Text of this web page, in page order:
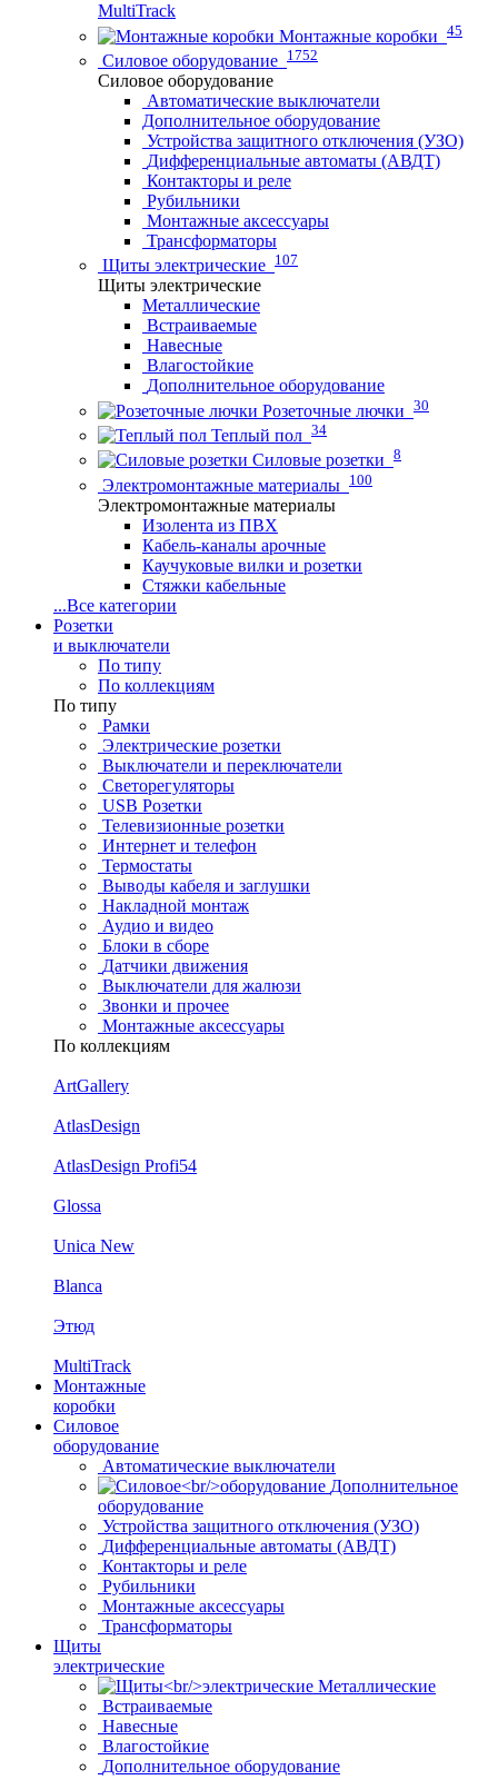
MultiTrack
Монтажные коробки 45
Силовое оборудование 1752
Силовое оборудование
Автоматические выключатели
Дополнительное оборудование
Устройства защитного отключения (УЗО)
Дифференциальные автоматы (АВДТ)
Контакторы и реле
Рубильники
Монтажные аксессуары
Трансформаторы
Щиты электрические 107
Щиты электрические
Металлические
Встраиваемые
Навесные
Влагостойкие
Дополнительное оборудование
Розеточные лючки 30
Теплый пол 34
Силовые розетки 8
Электромонтажные материалы 100
Электромонтажные материалы
Изолента из ПВХ
Кабель-каналы арочные
Каучуковые вилки и розетки
Стяжки кабельные
...Все категории
Розетки
и выключатели
По типу
По коллекциям
По типу
Рамки
Электрические розетки
Выключатели и переключатели
Светорегуляторы
USB Розетки
Телевизионные розетки
Интернет и телефон
Термостаты
Выводы кабеля и заглушки
Накладной монтаж
Аудио и видео
Блоки в сборе
Датчики движения
Выключатели для жалюзи
Звонки и прочее
Монтажные аксессуары
По коллекциям
ArtGallery
AtlasDesign
AtlasDesign Profi54
Glossa
Unica New
Blanca
Этюд
MultiTrack
Монтажные
коробки
Силовое
оборудование
Автоматические выключатели
Дополнительное
оборудование
Устройства защитного отключения (УЗО)
Дифференциальные автоматы (АВДТ)
Контакторы и реле
Рубильники
Монтажные аксессуары
Трансформаторы
Щиты
электрические
Металлические
Встраиваемые
Навесные
Влагостойкие
Дополнительное оборудование